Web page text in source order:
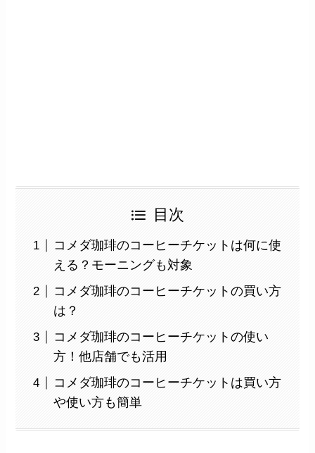
目次
コメダ珈琲のコーヒーチケットは何に使
える？モーニングも対象
コメダ珈琲のコーヒーチケットの買い方
は？
コメダ珈琲のコーヒーチケットの使い
方！他店舗でも活用
コメダ珈琲のコーヒーチケットは買い方
や使い方も簡単